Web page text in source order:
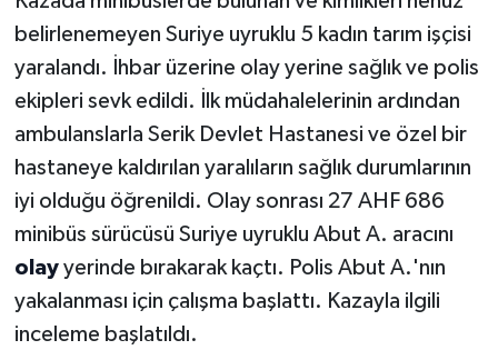
belirlenemeyen Suriye uyruklu 5 kadın tarım işçisi
yaralandı. İhbar üzerine olay yerine sağlık ve polis
ekipleri sevk edildi. İlk müdahalelerinin ardından
ambulanslarla Serik Devlet Hastanesi ve özel bir
hastaneye kaldırılan yaralıların sağlık durumlarının
iyi olduğu öğrenildi. Olay sonrası 27 AHF 686
minibüs sürücüsü Suriye uyruklu Abut A. aracını
olay yerinde bırakarak kaçtı. Polis Abut A.'nın
yakalanması için çalışma başlattı. Kazayla ilgili
inceleme başlatıldı.